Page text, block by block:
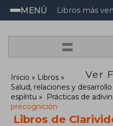
MENÚ Libros más
=
Ver
Inicio
Libros
Salud, relaciones y
espíritu
Prácticas de
precognición
Libros de